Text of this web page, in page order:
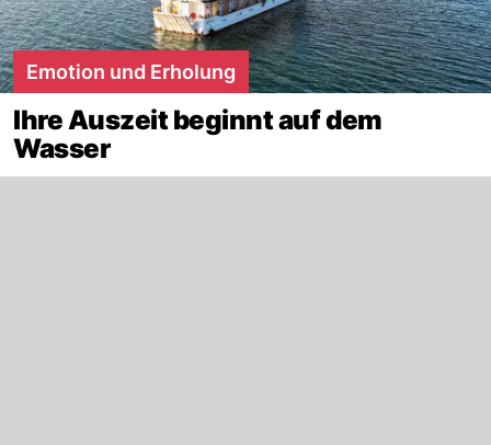
Emotion und Erholung
Ihre Auszeit beginnt auf dem
Wasser